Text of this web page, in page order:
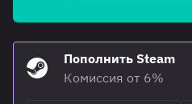
Пополнить Steam
Комиссия от 6%